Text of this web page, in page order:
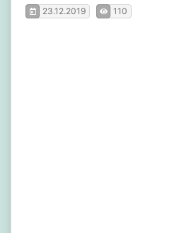
23.12.2019 110